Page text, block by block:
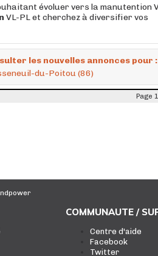
évoluer vers la manutention
VL-PL et cherchez à diversifier vos
les nouvelles annonces pour :
du-Poitou (86)
Page
COMMUNAUTE /
Centre d'aide
Facebook
Twitter